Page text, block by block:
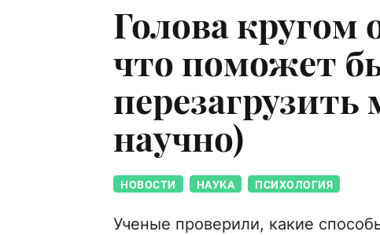
Голова кругом
что поможет
перезагрузить
научно)
НОВОСТИ НАУКА ПСИХОЛОГИЯ
Ученые проверили, какие